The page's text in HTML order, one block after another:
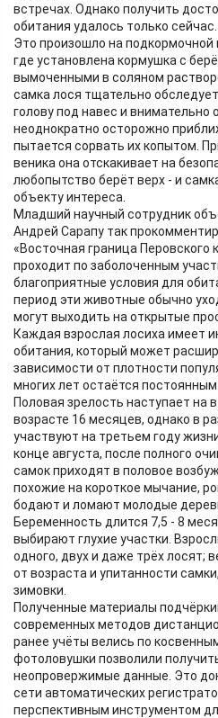
встречах. Однако получить
обитания удалось только сейчас.
Это произошло на
где установлена кормушка с
вымоченными в соляном
самка лося тщательно
голову под навес и внимательно
неоднократно осторожно
пытается сорвать их копытом.
веника она отскакивает на
любопытство берёт верх - и
объекту интереса.
Младший научный сотрудник
Андрей Сарапу так
«Восточная граница Перовского
проходит по заболоченным
благоприятные условия для
период эти животные обычно
могут выходить на открытые
Каждая взрослая лосиха имеет
обитания, который может
зависимости от плотности
многих лет остаётся постоянным.
Половая зрелость наступает на
возрасте 16 месяцев, однако в
участвуют на третьем году
конце августа, после полного
самок приходят в половое
похожие на короткое мычание,
бодают и ломают молодые
Беременность длится 7,5 - 8
выбирают глухие участки.
одного, двух и даже трёх лосят;
от возраста и упитанности
зимовки.
Полученные материалы
современных методов
ранее учёты велись по
фотоловушки позволили
неопровержимые данные. Это
сети автоматических
перспективным инструментом